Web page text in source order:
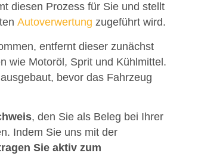
diesen Prozess für Sie und stellt
Autoverwertung zugeführt wird.
entfernt dieser zunächst
wie Motoröl, Sprit und Kühlmittel.
bevor das Fahrzeug
, den Sie als Beleg bei Ihrer
Indem Sie uns mit der
Sie aktiv zum